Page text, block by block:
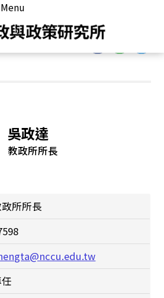
成員
吳政達
教政所所長
所所長